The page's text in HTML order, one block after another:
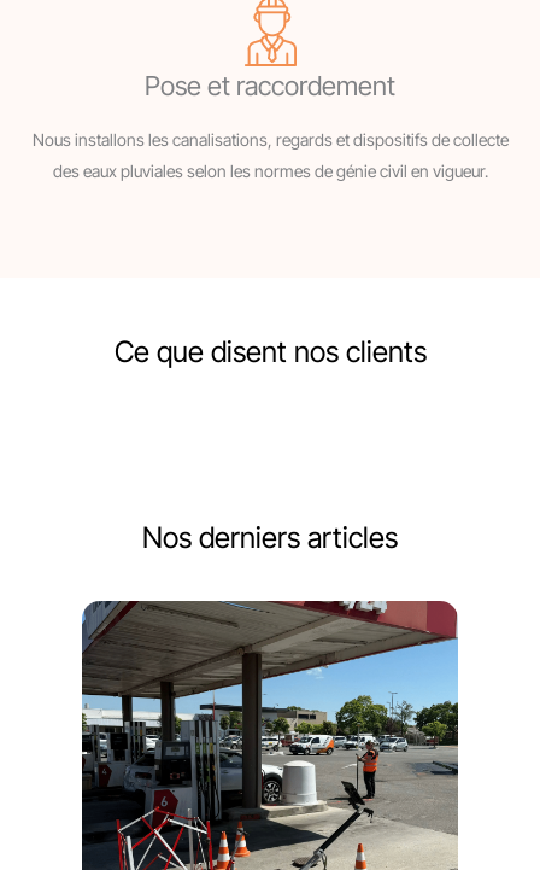
Pose et raccordement
Nous installons les canalisations, regards et dispositifs de collecte
des eaux pluviales selon les normes de génie civil en vigueur.
Ce que disent nos clients
Nos derniers articles